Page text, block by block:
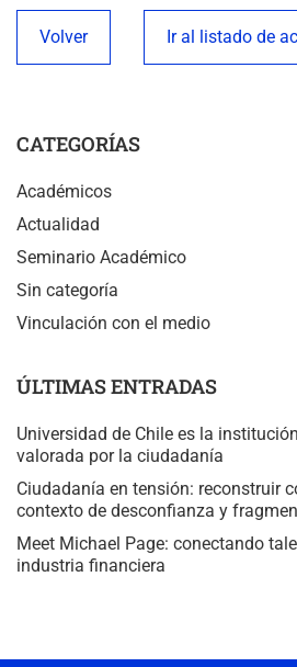
Volver Ir al listado de
CATEGORÍAS
Académicos
Actualidad
Seminario Académico
Sin categoría
Vinculación con el medio
ÚLTIMAS ENTRADAS
Universidad de Chile es la
valorada por la ciudadanía
Ciudadanía en tensión: reconstruir
contexto de desconfianza y
Meet Michael Page: conectando
industria financiera